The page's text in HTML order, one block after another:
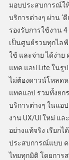
มอบประสบการณ์ใ
บริการต่างๆ ผ่าน ‘
รองรับการใช้งาน
เป็นศูนย์รวมทุกไล
ใช้ และจ่าย ได้ง่าย
แทค แอป Lite ในรู
ไม่ต้องดาวน์โหลด
แทคแอป รวมทั้งยก
บริการต่างๆ ในแอ
งาน UX/UI ใหม่ แ
อย่างแท้จริง เรียก
ประสบการณ์แบบ ค
ไทยทุกมิติ โดยการ